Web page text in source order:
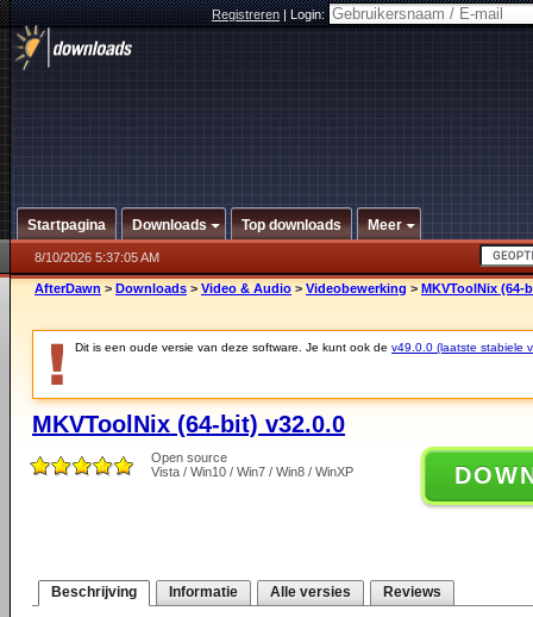
Registreren|Login:
Startpagina Downloads Top downloads Meer
8/10/2026 5:37:05 AM
AfterDawn > Downloads > Video & Audio > Videobewerking > MKVToolNix (64-
Dit is een oude versie van deze software. Je kunt ook de v49.0.0 (laatste stabiele
MKVToolNix (64-bit) v32.0.0
Open source
Vista / Win10 / Win7 / Win8 / WinXP
Beschrijving Informatie Alle versies Reviews